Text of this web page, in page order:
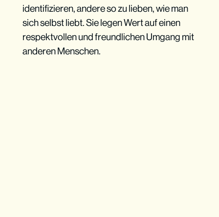
identifizieren, andere so zu lieben, wie man
sich selbst liebt. Sie legen Wert auf einen
respektvollen und freundlichen Umgang mit
anderen Menschen.